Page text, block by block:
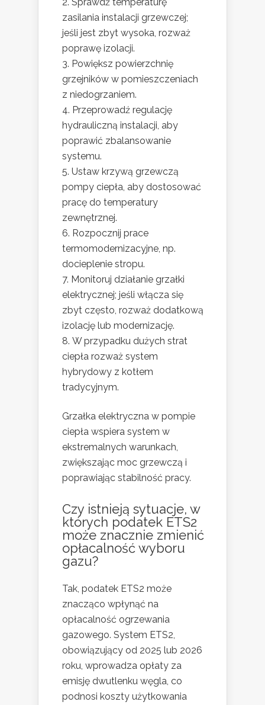
zasilania instalacji grzewczej;
jeśli jest zbyt wysoka, rozważ
poprawę izolacji.
Powiększ powierzchnię
grzejników w pomieszczeniach
z niedogrzaniem.
Przeprowadź regulację
hydrauliczną instalacji, aby
poprawić zbalansowanie
systemu.
Ustaw krzywą grzewczą
pompy ciepła, aby dostosować
pracę do temperatury
zewnętrznej.
Rozpocznij prace
termomodernizacyjne, np.
docieplenie stropu.
Monitoruj działanie grzałki
elektrycznej; jeśli włącza się
zbyt często, rozważ dodatkową
izolację lub modernizację.
W przypadku dużych strat
ciepła rozważ system
hybrydowy z kotłem
tradycyjnym.
Grzałka elektryczna w pompie
ciepła wspiera system w
ekstremalnych warunkach,
zwiększając moc grzewczą i
poprawiając stabilność pracy.
Czy istnieją sytuacje, w
których podatek ETS2
może znacznie zmienić
opłacalność wyboru
gazu?
Tak, podatek ETS2 może
znacząco wpłynąć na
opłacalność ogrzewania
gazowego. System ETS2,
obowiązujący od 2025 lub 2026
roku, wprowadza opłaty za
emisję dwutlenku węgla, co
podnosi koszty użytkowania